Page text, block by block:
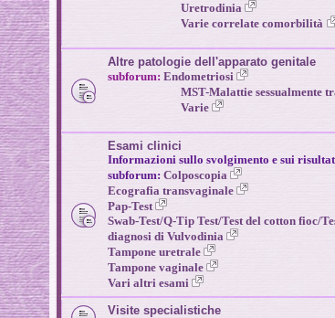
Uretrodinia
Varie correlate comorbilità
Altre patologie dell'apparato genitale
subforum: Endometriosi
MST-Malattie sessualmente
Varie
Esami clinici
Informazioni sullo svolgimento e sui
subforum: Colposcopia
Ecografia transvaginale
Pap-Test
Swab-Test/Q-Tip Test/Test del cotton fioc/
diagnosi di Vulvodinia
Tampone uretrale
Tampone vaginale
Vari altri esami
Visite specialistiche